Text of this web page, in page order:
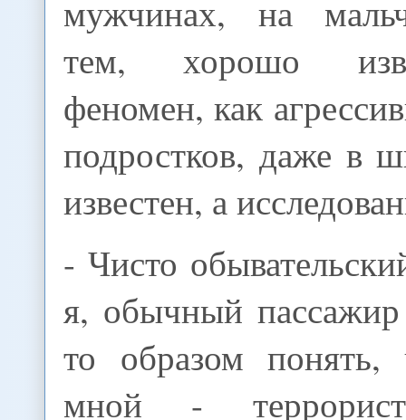
мужчинах, на
тем, хорошо
феномен, как
подростков, даже в
известен, а
- Чисто
я, обычный
то образом
мной -